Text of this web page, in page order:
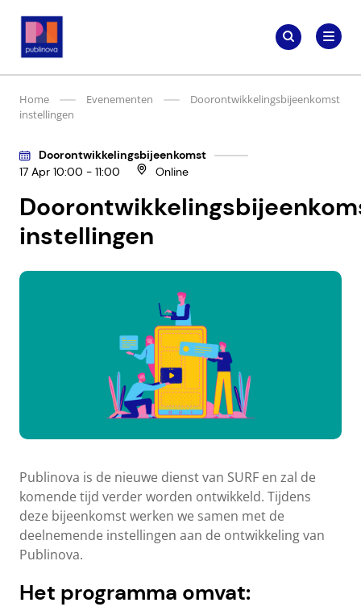
naar
Publinova.nl
Zoeken
naar:
Zoeken
Home Evenementen
Doorontwikkelingsbijeenkomst
instellingen
instellingen
Doorontwikkelingsbijeenkomst
17 Apr 10:00 - 11:00
Online
Publinova is de nieuwe dienst van SURF en zal de
komende tijd verder worden ontwikkeld. Tijdens
deze bijeenkomst werken we samen met de
deelnemende instellingen aan de ontwikkeling van
Publinova.
Het programma omvat: